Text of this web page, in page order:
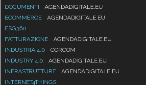
DOCUMENTI
AGENDADIGITALE.EU
ECOMMERCE
AGENDADIGITALE.EU
ESG360
FATTURAZIONE
AGENDADIGITALE.EU
INDUSTRIA 4.0
CORCOM
INDUSTRY 4.0
AGENDADIGITALE.EU
INFRASTRUTTURE
AGENDADIGITALE.EU
INTERNET4THINGS